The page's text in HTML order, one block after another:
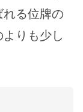
る位牌の
りも少し